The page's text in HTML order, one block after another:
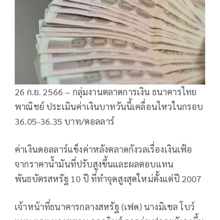
26 ก.ย. 2566 – กลุ่มงานตลาดการเงิน ธนาคารไทย
พาณิชย์ ประเมินค่าเงินบาทวันนี้เคลื่อนไหวในกรอบ
36.05-36.35 บาท/ดอลลาร์
ค่าเงินดอลลาร์แข็งค่าหลังตลาดกังวลเรื่องเงินเฟ้อ
จากราคาน้ำมันที่ปรับสูงขึ้นและผลตอบแทน
พันธบัตรสหรัฐ 10 ปี ที่ทำจุดสูงสุดใหม่ตั้งแต่ปี 2007
เจ้าหน้าที่ธนาคารกลางสหรัฐ (เฟด) นางมิเชล โบว์